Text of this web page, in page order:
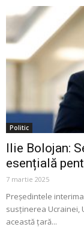
Politic
Ilie Bolojan:
esențială
7 martie 2025
Președintele
susținerea Ucrainei,
această țară...